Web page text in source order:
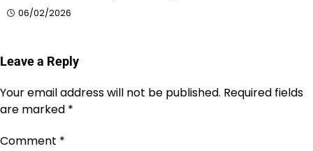
06/02/2026
Leave a Reply
Your email address will not be published. Required fields
are marked *
Comment *